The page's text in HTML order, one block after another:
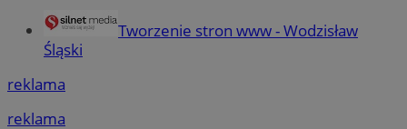
Tworzenie stron www - Wodzisław
Śląski
reklama
reklama